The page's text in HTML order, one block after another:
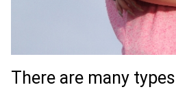
There are many